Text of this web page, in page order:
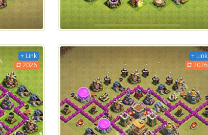
+ Link
2026
+ Link
2026